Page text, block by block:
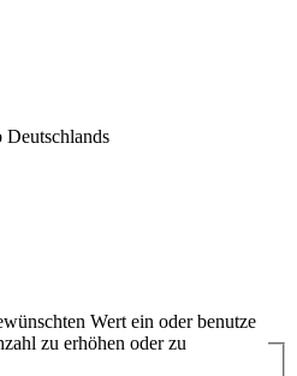
Wert ein oder benutze
zu erhöhen oder zu